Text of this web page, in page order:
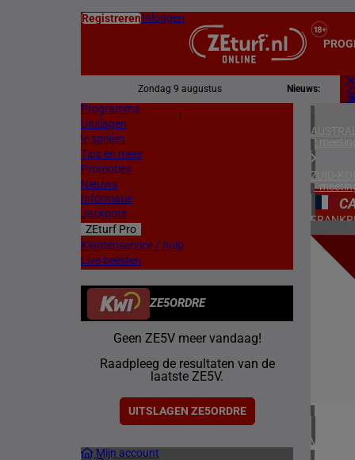
RegistrerenInloggen
Zondag 9 augustus Nieuws:
Programma
Uitslagen
V-spellen
Tips en meer
Promoties
Nieuws
Informatie
Jackpots
ZEturf Pro
Klantenservice / hulp
Live beelden
ZE5ORDRE
Geen ZE5V meer vandaag!
Raadpleeg de resultaten van de
laatste ZE5V.
UITSLAGEN ZE5ORDRE
Mijn account
2
ZUID-
1
1
1
6
1
26/04/